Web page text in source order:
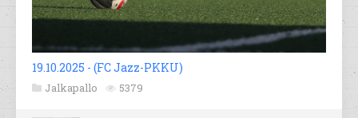
19.10.2025 - (FC Jazz-PKKU)
Jalkapallo 5379